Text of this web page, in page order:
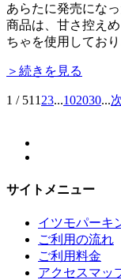
あらたに発売にな
商品は、甘さ控え
ちゃを使用してお
＞続きを見る
1 / 51 1 23...102030...
サイトメニュー
イツモパーキ
ご利用の流れ
ご利用料金
アクセスマッ